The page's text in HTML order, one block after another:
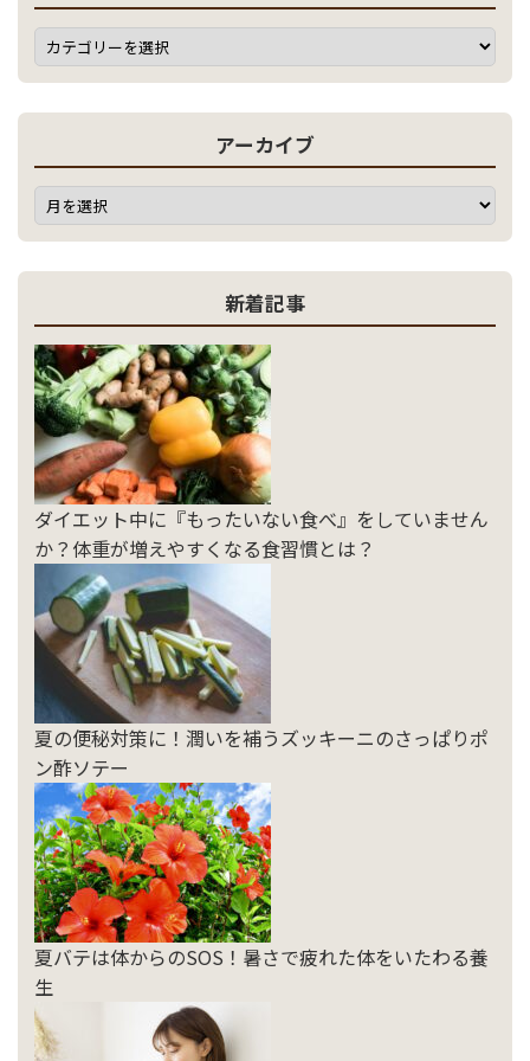
アーカイブ
新着記事
ダイエット中に『もったいない食べ』をしていません
か？体重が増えやすくなる食習慣とは？
夏の便秘対策に！潤いを補うズッキーニのさっぱりポ
ン酢ソテー
夏バテは体からのSOS！暑さで疲れた体をいたわる養
生